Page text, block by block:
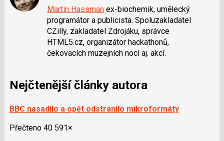
následující
předchozí
Martin Hassmanex-biochemik, umělecký
programátor a publicista. Spoluzakladatel
CZilly, zakladatel Zdrojáku, správce
HTML5.cz, organizátor hackathonů,
čekovacích muzejních nocí aj. akcí.
Nejčtenější články autora
BBC nasadilo a opět odstranilo mikroformáty
Přečteno 40 591×